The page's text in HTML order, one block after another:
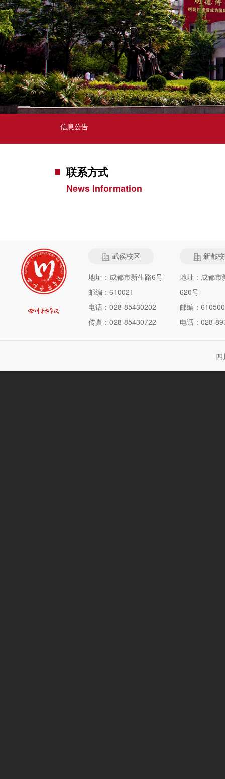
信息公告
联系方式
News Information
武侯校区
地址：成都市新生路6号
邮编：610021
电话：028-85430202
传真：028-85430722
新都
地址：成都市
620号
邮编：610500
电话：028-